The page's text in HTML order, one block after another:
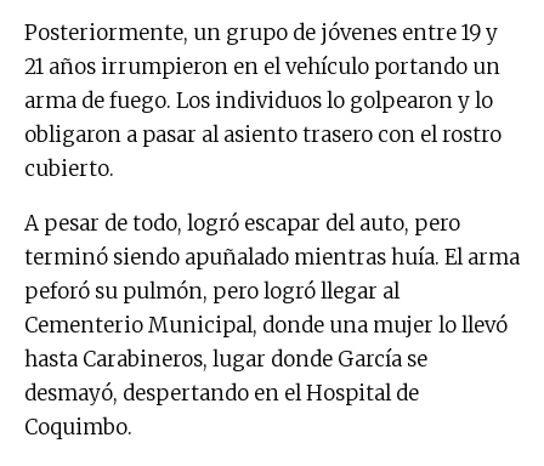
Posteriormente, un grupo de jóvenes entre 19 y
21 años irrumpieron en el vehículo portando un
arma de fuego. Los individuos lo golpearon y lo
obligaron a pasar al asiento trasero con el rostro
cubierto.
A pesar de todo, logró escapar del auto, pero
terminó siendo apuñalado mientras huía. El arma
peforó su pulmón, pero logró llegar al
Cementerio Municipal, donde una mujer lo llevó
hasta Carabineros, lugar donde García se
desmayó, despertando en el Hospital de
Coquimbo.